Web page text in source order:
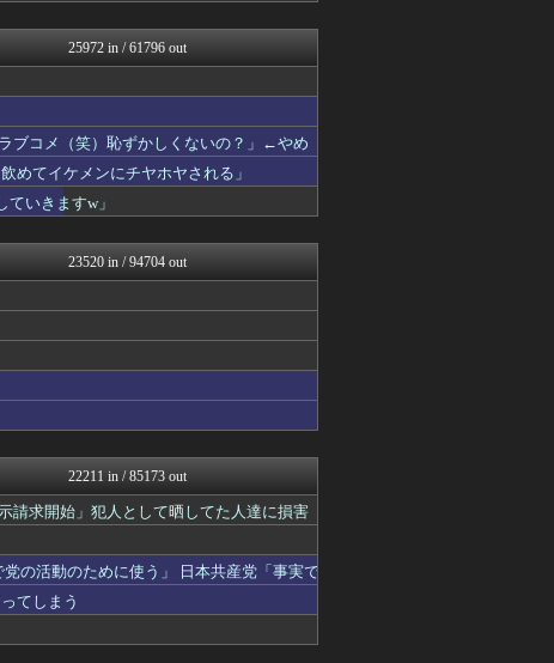
痛いニュース(ﾉ∀`)
資格ちゃんねる
PCパーツまとめ
ヒロイモノ中毒
ミーハー総研（ミーハー総合...
艦これ速報 艦隊これくしょ...
哲学ニュースnwk
ぴこ速(〃'∇'〃)？
登山ちゃんねる
バイク速報
ああ言えばForYou
明日は何を食べようか
ヒーローNEWS
日本と韓国は敵か？味方か？...
修羅の華-家庭・生活まとめ
それからの出来事() アイ...
音まとめ
アルファルファモザイク＠ネ...
ゆるゲーマー遅報
25972 in / 61796 out
ブコメ（笑）恥ずかしくないの？」←やめ
めてイケメンにチヤホヤされる」
いきますw」
23520 in / 94704 out
22211 in / 85173 out
請求開始」犯人として晒してた人達に損害
の活動のために使う」 日本共産党「事実で
てしまう